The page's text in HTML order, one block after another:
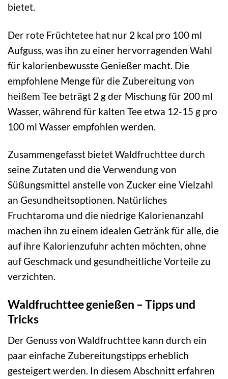
bietet.
Der rote Früchtetee hat nur 2 kcal pro 100 ml
Aufguss, was ihn zu einer hervorragenden Wahl
für kalorienbewusste Genießer macht. Die
empfohlene Menge für die Zubereitung von
heißem Tee beträgt 2 g der Mischung für 200 ml
Wasser, während für kalten Tee etwa 12-15 g pro
100 ml Wasser empfohlen werden.
Zusammengefasst bietet Waldfruchttee durch
seine Zutaten und die Verwendung von
Süßungsmittel anstelle von Zucker eine Vielzahl
an Gesundheitsoptionen. Natürliches
Fruchtaroma und die niedrige Kalorienanzahl
machen ihn zu einem idealen Getränk für alle, die
auf ihre Kalorienzufuhr achten möchten, ohne
auf Geschmack und gesundheitliche Vorteile zu
verzichten.
Waldfruchttee genießen – Tipps und
Tricks
Der Genuss von Waldfruchttee kann durch ein
paar einfache Zubereitungstipps erheblich
gesteigert werden. In diesem Abschnitt erfahren